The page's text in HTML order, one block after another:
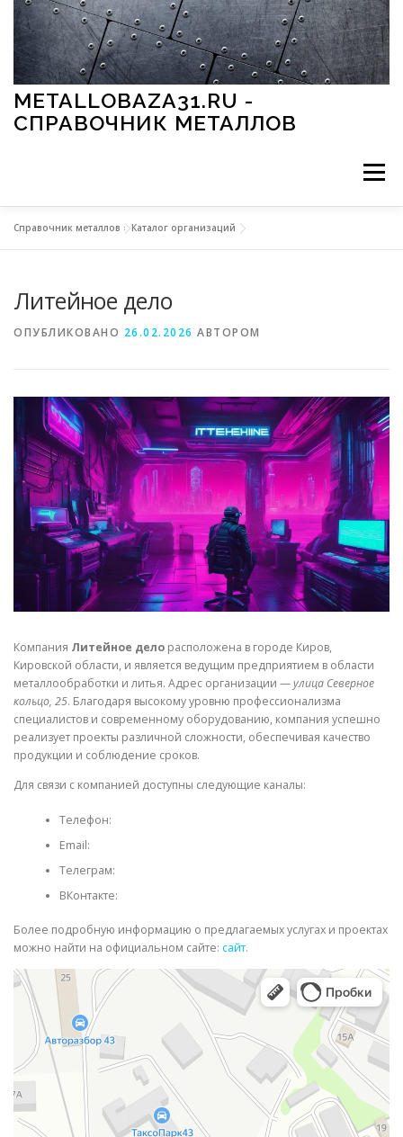
Перейти к содержимому
METALLOBAZA31.RU -
СПРАВОЧНИК МЕТАЛЛОВ
Меню
МЕТАЛЛЫ И ОКРУЖАЮЩАЯ СРЕДА
СВОЙСТВА МЕТАЛЛОВ СОРТА МЕТАЛЛОВ
СТАТЬИ
Справочник металлов »Каталог организаций
Литейное дело
ОПУБЛИКОВАНО 26.02.2026 АВТОРОМ
Компания Литейное дело расположена в городе Киров,
Кировской области, и является ведущим предприятием в области
металлообработки и литья. Адрес организации —улица Северное
кольцо, 25. Благодаря высокому уровню профессионализма
специалистов и современному оборудованию, компания успешно
реализует проекты различной сложности, обеспечивая качество
продукции и соблюдение сроков.
Для связи с компанией доступны следующие каналы:
Телефон:
Email:
Телеграм:
ВКонтакте:
Более подробную информацию о предлагаемых услугах и проектах
можно найти на официальном сайте: сайт.